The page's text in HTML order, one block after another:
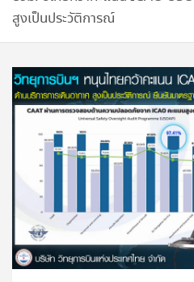
สูงเป็นประวัติการณ์